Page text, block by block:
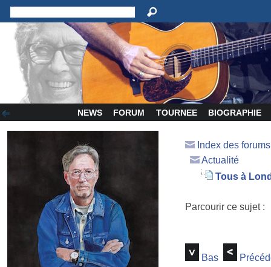
NEWS FORUM TOURNEE BIOGRAPHIE
Index des
Actualité
Tous à
Parcourir ce sujet
Bas